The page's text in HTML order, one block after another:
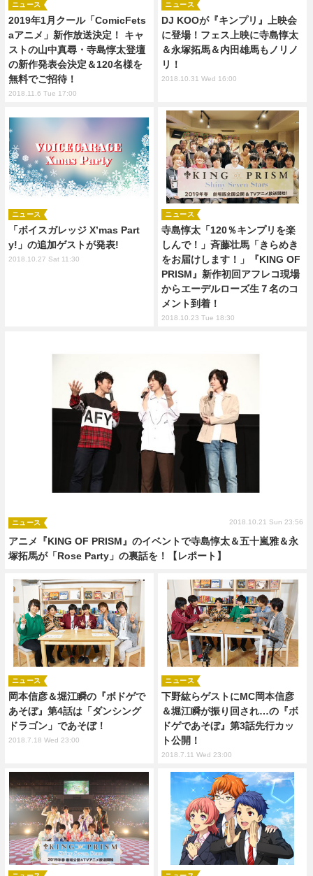
2019年1月クール「ComicFets
aアニメ」新作放送決定！ キャ
ストの山中真尋・寺島惇太登壇
の新作発表会決定＆120名様を
無料でご招待！
ニュース
2018.11.6 Tue 17:00
DJ KOOが『キンプリ』上映会
に登場！フェス上映に寺島惇太
＆永塚拓馬＆内田雄馬もノリノ
リ！
ニュース
2018.10.31 Wed 16:00
「ボイスガレッジ X’mas Part
y!」の追加ゲストが発表!
ニュース
2018.10.27 Sat 11:30
寺島惇太「120％キンプリを楽
しんで！」斉藤壮馬「きらめき
をお届けします！」『KING OF
PRISM』新作初回アフレコ現場
からエーデルローズ生７名のコ
メント到着！
ニュース
2018.10.23 Tue 18:30
アニメ『KING OF PRISM』のイベントで寺島惇太＆五十嵐雅＆永
塚拓馬が「Rose Party」の裏話を！【レポート】
ニュース 2018.10.21 Sun 23:56
岡本信彦＆堀江瞬の『ボドゲで
あそぼ』第4話は「ダンシング
ドラゴン」であそぼ！
ニュース
2018.7.18 Wed 23:00
下野紘らゲストにMC岡本信彦
＆堀江瞬が振り回され…の『ボ
ドゲであそぼ』第3話先行カッ
ト公開！
ニュース
2018.7.11 Wed 23:00